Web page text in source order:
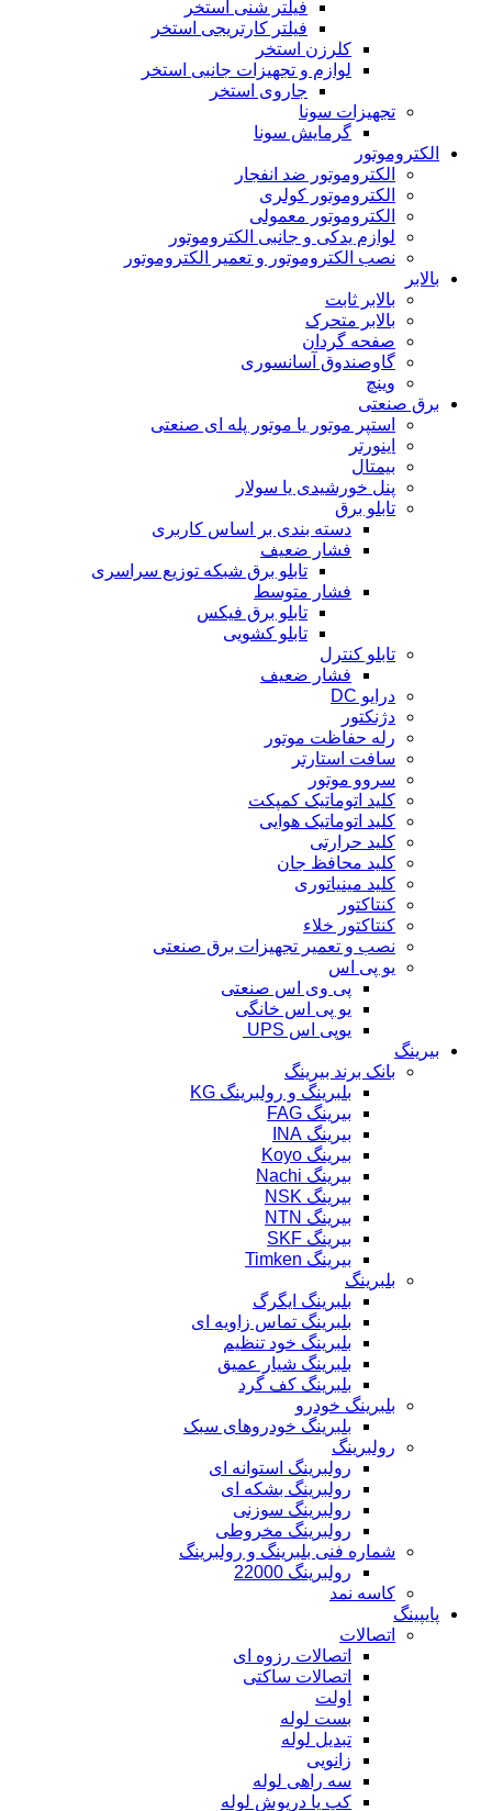
فیلتر شنی استخر
فیلتر کارتریجی استخر
کلرزن استخر
لوازم و تجهیزات جانبی استخر
جاروی استخر
تجهیزات سونا
گرمایش سونا
الکتروموتور
الکتروموتور ضد انفجار
الکتروموتور کولری
الکتروموتور معمولی
لوازم یدکی و جانبی الکتروموتور
نصب الکتروموتور و تعمیر الکتروموتور
بالابر
بالابر ثابت
بالابر متحرک
صفحه گردان
گاوصندوق آسانسوری
وینچ
برق صنعتی
استپر موتور یا موتور پله ای صنعتی
اینورتر
بیمتال
پنل خورشیدی یا سولار
تابلو برق
دسته بندی بر اساس کاربری
فشار ضعیف
تابلو برق شبکه توزیع سراسری
فشار متوسط
تابلو برق فیکس
تابلو کشویی
تابلو کنترل
فشار ضعیف
درایو DC
دژنکتور
رله حفاظت موتور
سافت استارتر
سروو موتور
کلید اتوماتیک کمپکت
کلید اتوماتیک هوایی
کلید حرارتی
کلید محافظ جان
کلید مینیاتوری
کنتاکتور
کنتاکتور خلاء
نصب و تعمیر تجهیزات برق صنعتی
یو پی اس
پی وی اس صنعتی
یو پی اس خانگی
یوپی اس UPS
بیرینگ
بانک برند بیرینگ
بلبرینگ و رولبرینگ KG
بیرینگ FAG
بیرینگ INA
بیرینگ Koyo
بیرینگ Nachi
بیرینگ NSK
بیرینگ NTN
بیرینگ SKF
بیرینگ Timken
بلبرینگ
بلبرینگ ایگرگ
بلبرینگ تماس زاویه ای
بلبرینگ خود تنظیم
بلبرینگ شیار عمیق
بلبرینگ کف گرد
بلبرینگ خودرو
بلبرینگ خودروهای سبک
رولبرینگ
رولبرینگ استوانه ای
رولبرینگ بشکه ای
رولبرینگ سوزنی
رولبرینگ مخروطی
شماره فنی بلبرینگ و رولبرینگ
رولبرینگ 22000
کاسه نمد
پایپینگ
اتصالات
اتصالات رزوه ای
اتصالات ساکتی
اولت
بست لوله
تبدیل لوله
زانویی
سه راهی لوله
کپ یا درپوش لوله